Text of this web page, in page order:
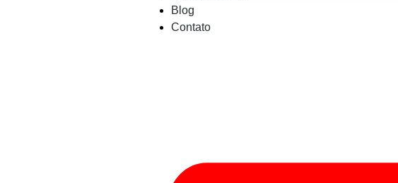
Blog
Contato